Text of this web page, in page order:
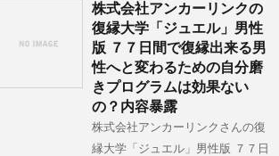
株式会社アンカーリンクの
復縁大学「ジュエル」男性
版 ７７日間で復縁出来る男
性へと変わるための自分磨
きプログラムは効果ない
の？内容暴露
株式会社アンカーリンクさんの復
縁大学「ジュエル」男性版 ７７日